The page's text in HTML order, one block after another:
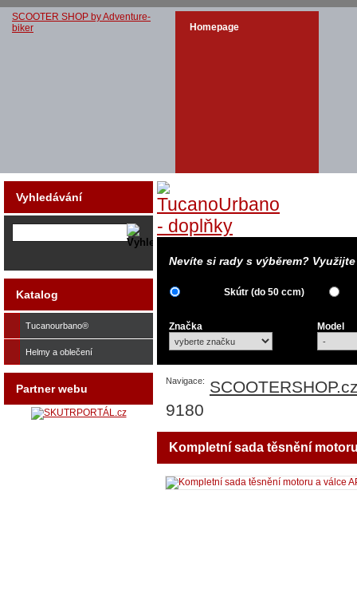
SCOOTER SHOP by Adventure-
biker
Homepage
Nevíte si rady s výběrem?
Skútr (do 50 ccm)
Značka Model
Navigace:
9180
Kompletní sada těsnění
Vyhledávání
Katalog
Tucanourbano®
Helmy a oblečení
Partner webu